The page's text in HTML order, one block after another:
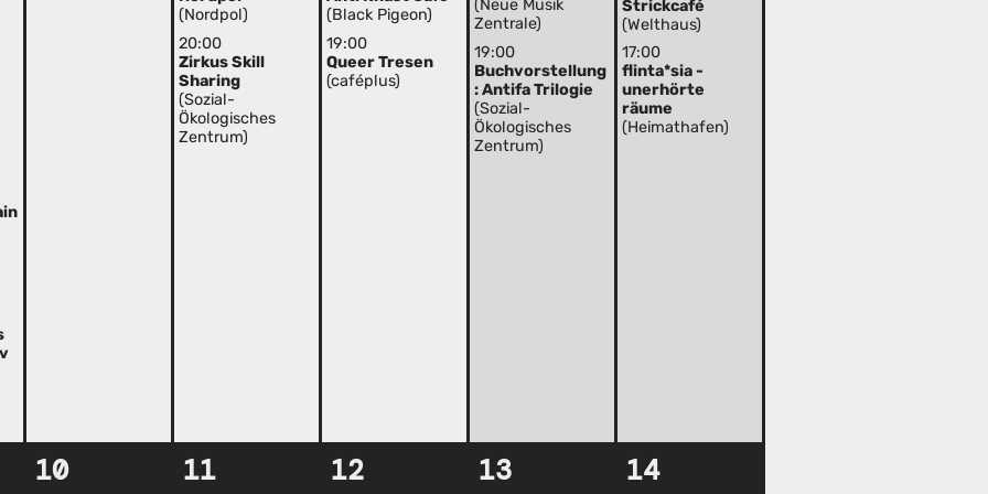
(Nordpol)
20:00
Zirkus Skill
Sharing
(Sozial-
Ökologisches
Zentrum)
(Black Pigeon)
19:00
Queer Tresen
(caféplus)
(Neue Musik
Zentrale)
19:00
Buchvorstellung
: Antifa Trilogie
(Sozial-
Ökologisches
Zentrum)
Strickcafé
(Welthaus)
17:00
flinta*sia -
unerhörte
räume
(Heimathafen)
10 11 12 13 14